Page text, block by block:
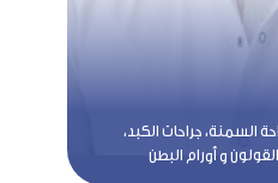
السمنة، جراحات الكبد،
و أورام البطن